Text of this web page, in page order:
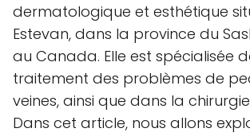
dermatologique et esthétique
Estevan, dans la province du
au Canada. Elle est spécialisée
traitement des problèmes de
veines, ainsi que dans la
Dans cet article, nous allons